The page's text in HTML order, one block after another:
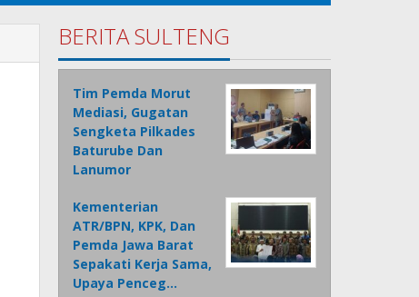
BERITA SULTENG
Tim Pemda Morut
Mediasi, Gugatan
Sengketa Pilkades
Baturube Dan
Lanumor
Kementerian
ATR/BPN, KPK, Dan
Pemda Jawa Barat
Sepakati Kerja Sama,
Upaya Penceg…